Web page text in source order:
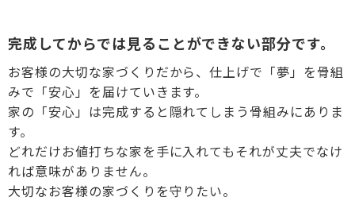
完成してからでは見ることができない部分です。
お客様の大切な家づくりだから、仕上げで「夢」を骨組
みで「安心」を届けていきます。
家の「安心」は完成すると隠れてしまう骨組みにありま
す。
どれだけお値打ちな家を手に入れてもそれが丈夫でなけ
れば意味がありません。
大切なお客様の家づくりを守りたい。